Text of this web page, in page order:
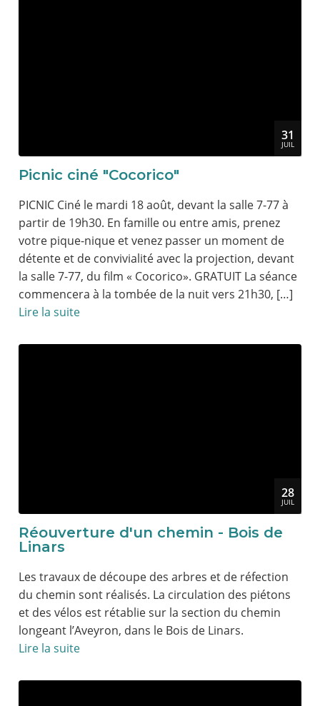
31
JUIL
Picnic ciné "Cocorico"
PICNIC Ciné le mardi 18 août, devant la salle 7-77 à
partir de 19h30. En famille ou entre amis, prenez
votre pique-nique et venez passer un moment de
détente et de convivialité avec la projection, devant
la salle 7-77, du film « Cocorico». GRATUIT La séance
commencera à la tombée de la nuit vers 21h30, […]
Lire la suite
28
JUIL
Réouverture d'un chemin - Bois de
Linars
Les travaux de découpe des arbres et de réfection
du chemin sont réalisés. La circulation des piétons
et des vélos est rétablie sur la section du chemin
longeant l’Aveyron, dans le Bois de Linars.
Lire la suite